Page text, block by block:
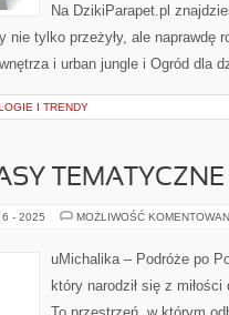
Na DzikiParapet.pl
nie tylko przeżyły, ale naprawdę
i urban jungle i Ogród dla
I TRENDY
TEMATYCZNE
6 - 2025 MOŻLIWOŚĆ
uMichalika – Podróże po
który narodził się z